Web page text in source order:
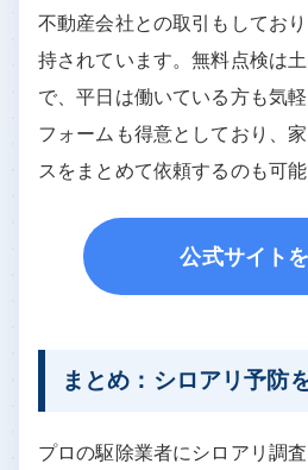
不動産会社との取引もしてお
持されています。無料点検は
で、平日は働いている方も気
フォームも得意としており、
スをまとめて依頼するのも可能
公式サイト
まとめ：シロアリ予防
プロの駆除業者にシロアリ調